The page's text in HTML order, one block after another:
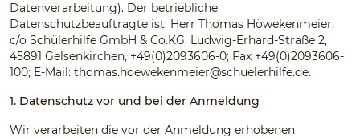
Datenverarbeitung). Der betriebliche
Datenschutzbeauftragte ist: Herr Thomas Höwekenmeier,
c/o Schülerhilfe GmbH & Co.KG, Ludwig-Erhard-Straße 2,
45891 Gelsenkirchen, +49(0)2093606-0; Fax +49(0)2093606-
100; E-Mail: thomas.hoewekenmeier@schuelerhilfe.de.
1. Datenschutz vor und bei der Anmeldung
Wir verarbeiten die vor der Anmeldung erhobenen